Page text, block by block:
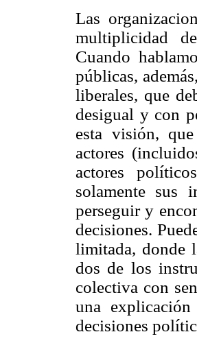
Las
multiplicidad
Cuando
públicas,
liberales, que
desigual y con
esta visión,
actores
actores
solamente sus
perseguir y
decisiones.
limitada, donde
dos de los
colectiva con
una
decisiones